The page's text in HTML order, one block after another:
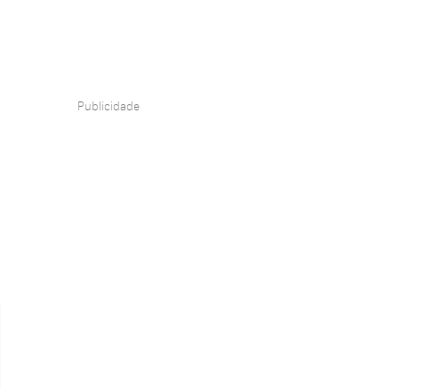
Publicidade